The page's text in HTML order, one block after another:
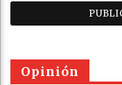
Opinión